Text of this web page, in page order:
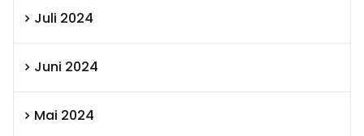
Juli 2024
Juni 2024
Mai 2024